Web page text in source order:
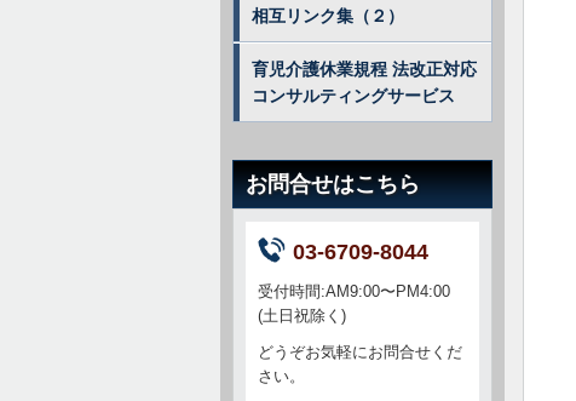
相互リンク集（２）
育児介護休業規程 法改正対応
コンサルティングサービス
お問合せはこちら
03-6709-8044
受付時間:AM9:00〜PM4:00
(土日祝除く)
どうぞお気軽にお問合せくだ
さい。